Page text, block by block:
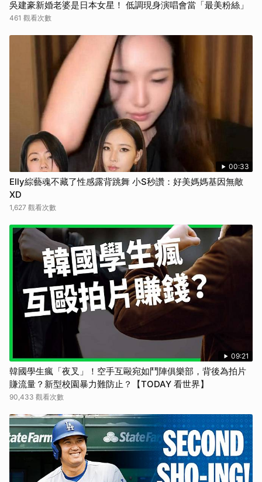
吳建豪新婚老婆是日本女星！ 低調現身演唱會當「最美粉絲」
461 觀看次數
00:33
Elly綜藝魂不藏了性感露背跳舞 小S秒讚：好美媽媽基因無敵
XD
1,627 觀看次數
09:21
韓國學生瘋「夜叉」！空手互毆宛如鬥陣俱樂部，背後為拍片
賺流量？新型校園暴力難防止？【TODAY 看世界】
90,433 觀看次數
取消